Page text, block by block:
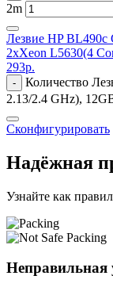
2m
Лезвие HP BL490c
2xXeon L5630(4
293р.
-
Количество
2.13/2.4 GHz),
Сконфигурировать
Надёжная
Узнайте как
Неправильная